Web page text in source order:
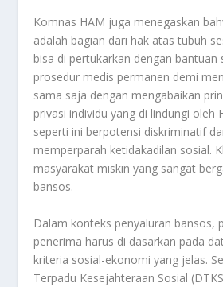
Komnas HAM juga menegaskan
adalah bagian dari hak atas tubuh
bisa di pertukarkan dengan bantuan
prosedur medis permanen demi
sama saja dengan mengabaikan
privasi individu yang di lindungi oleh
seperti ini berpotensi diskriminatif
memperparah ketidakadilan sosial.
masyarakat miskin yang sangat
bansos.
Dalam konteks penyaluran bansos,
penerima harus di dasarkan pada
kriteria sosial-ekonomi yang jelas.
Terpadu Kesejahteraan Sosial